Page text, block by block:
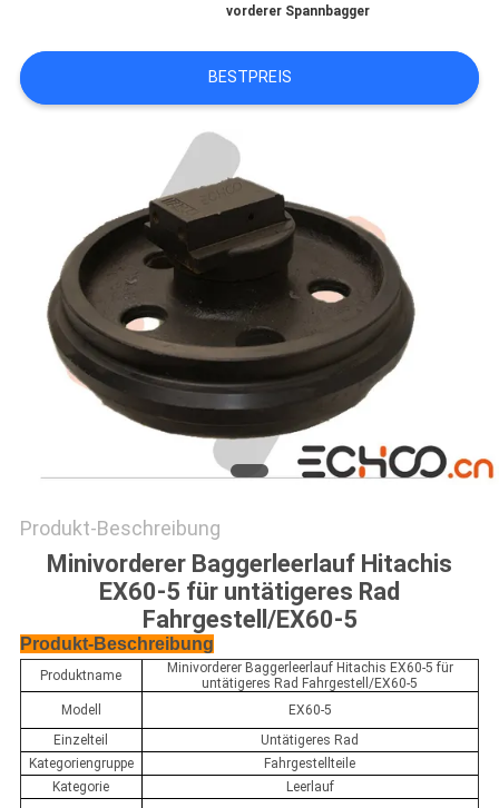
PRIVACY
vorderer Spannbagger
BESTPREIS
Produkt-Beschreibung
Minivorderer Baggerleerlauf Hitachis
EX60-5 für untätigeres Rad
Fahrgestell/EX60-5
Produkt-Beschreibung
Produktname
Minivorderer Baggerleerlauf Hitachis EX60-5 für
untätigeres Rad Fahrgestell/EX60-5
Modell
EX60-5
Einzelteil
Untätigeres Rad
Kategoriengruppe
Fahrgestellteile
Kategorie
Leerlauf